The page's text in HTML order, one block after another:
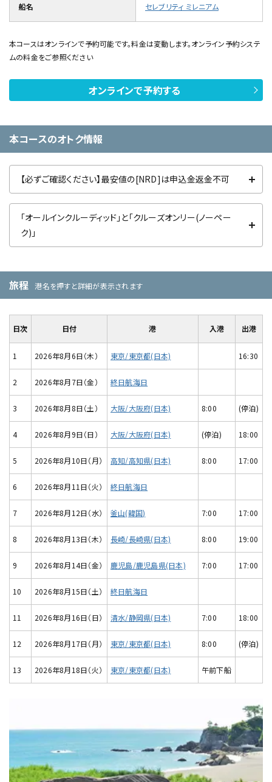
船名 セレブリティ ミレニアム
本コースはオンラインで予約可能です。料金は変動します。オンライン予約システ
ムの料金をご参照ください
オンラインで予約する
本コースのオトク情報
【必ずご確認ください】最安値の[NRD]は申込金返金不可
「オールインクルーディッド」と「クルーズオンリー(ノーペー
ク)」
旅程 港名を押すと詳細が表示されます
日次 日付 港 入港 出港
1 2026年8月6日（木） 東京/東京都(日本) 16:30
2 2026年8月7日（金） 終日航海日
3 2026年8月8日（土） 大阪/大阪府(日本) 8:00 (停泊)
4 2026年8月9日（日） 大阪/大阪府(日本) (停泊) 18:00
5 2026年8月10日（月） 高知/高知県(日本) 8:00 17:00
6 2026年8月11日（火） 終日航海日
7 2026年8月12日（水） 釜山(韓国) 7:00 17:00
8 2026年8月13日（木） 長崎/長崎県(日本) 8:00 19:00
9 2026年8月14日（金） 鹿児島/鹿児島県(日本) 7:00 17:00
10 2026年8月15日（土） 終日航海日
11 2026年8月16日（日） 清水/静岡県(日本) 7:00 18:00
12 2026年8月17日（月） 東京/東京都(日本) 8:00 (停泊)
13 2026年8月18日（火） 東京/東京都(日本) 午前下船